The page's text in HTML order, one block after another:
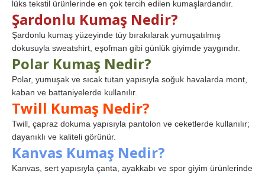
lüks tekstil ürünlerinde en çok tercih edilen kumaşlardandır.
Şardonlu Kumaş Nedir?
Şardonlu kumaş yüzeyinde tüy bırakılarak yumuşatılmış
dokusuyla sweatshirt, eşofman gibi günlük giyimde yaygındır.
Polar Kumaş Nedir?
Polar, yumuşak ve sıcak tutan yapısıyla soğuk havalarda mont,
kaban ve battaniyelerde kullanılır.
Twill Kumaş Nedir?
Twill, çapraz dokuma yapısıyla pantolon ve ceketlerde kullanılır;
dayanıklı ve kaliteli görünür.
Kanvas Kumaş Nedir?
Kanvas, sert yapısıyla çanta, ayakkabı ve spor giyim ürünlerinde